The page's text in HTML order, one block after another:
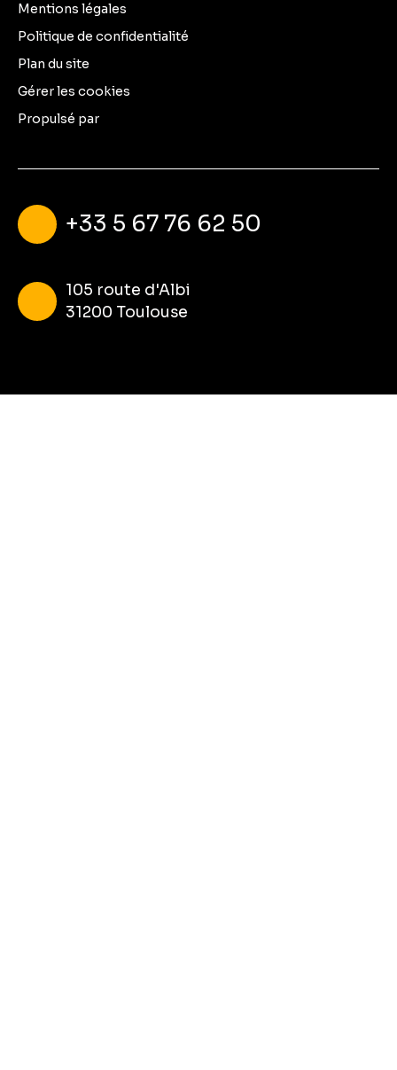
Mentions légales
Politique de confidentialité
Plan du site
Gérer les cookies
Propulsé par
+33 5 67 76 62 50
105 route d'Albi
31200 Toulouse